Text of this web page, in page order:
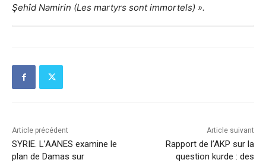
Şehîd Namirin (Les martyrs sont immortels) ».
Article précédent
SYRIE. L’AANES examine le
plan de Damas sur
Article suivant
Rapport de l’AKP sur la
question kurde : des